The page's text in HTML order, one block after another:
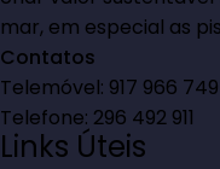
mar, em especial as
Contatos
Telemóvel: 917 966 749
Telefone: 296 492 911
Links Úteis